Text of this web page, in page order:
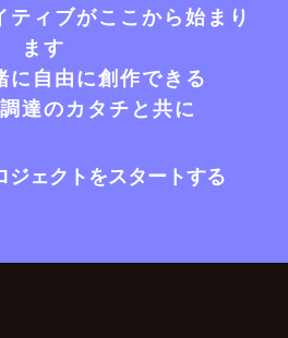
ィブがここから始まり
ます
に自由に創作できる
達のカタチと共に
ジェクトをスタートする